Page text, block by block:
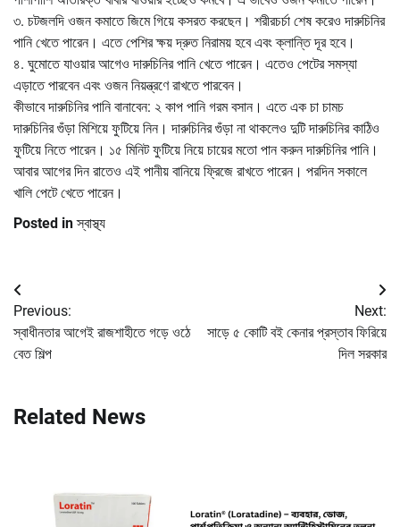
৩. চটজলদি ওজন কমাতে জিমে গিয়ে কসরত করছেন। শরীরচর্চা শেষ করেও দারুচিনির
পানি খেতে পারেন। এতে পেশির ক্ষয় দ্রুত নিরাময় হবে এবং ক্লান্তি দূর হবে।
৪. ঘুমোতে যাওয়ার আগেও দারুচিনির পানি খেতে পারেন। এতেও পেটের সমস্যা
এড়াতে পারবেন এবং ওজন নিয়ন্ত্রণে রাখতে পারবেন।
কীভাবে দারুচিনির পানি বানাবেন: ২ কাপ পানি গরম বসান। এতে এক চা চামচ
দারুচিনির গুঁড়া মিশিয়ে ফুটিয়ে নিন। দারুচিনির গুঁড়া না থাকলেও দুটি দারুচিনির কাঠিও
ফুটিয়ে নিতে পারেন। ১৫ মিনিট ফুটিয়ে নিয়ে চায়ের মতো পান করুন দারুচিনির পানি।
আবার আগের দিন রাতেও এই পানীয় বানিয়ে ফ্রিজে রাখতে পারেন। পরদিন সকালে
খালি পেটে খেতে পারেন।
Posted inস্বাস্থ্য
Post
navigation
Previous:
স্বাধীনতার আগেই রাজশাহীতে গড়ে ওঠে
বেত শিল্প
Next:
সাড়ে ৫ কোটি বই কেনার প্রস্তাব ফিরিয়ে
দিল সরকার
Related News